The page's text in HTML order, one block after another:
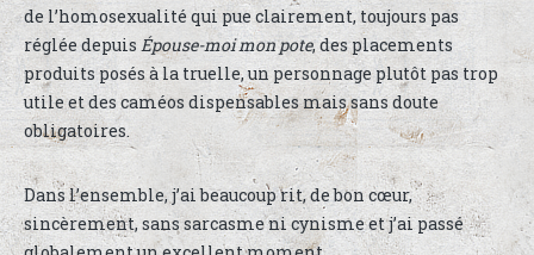
de l’homosexualité qui pue clairement, toujours pas
réglée depuis Épouse-moi mon pote, des placements
produits posés à la truelle, un personnage plutôt pas trop
utile et des caméos dispensables mais sans doute
obligatoires.
Dans l’ensemble, j’ai beaucoup rit, de bon cœur,
sincèrement, sans sarcasme ni cynisme et j’ai passé